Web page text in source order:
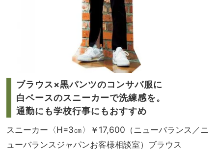
ブラウス×黒パンツのコンサバ服に
白ベースのスニーカーで洗練感を。
通勤にも学校行事にもおすすめ
スニーカー〈H=3㎝〉￥17,600（ニューバランス／ニ
ューバランスジャパンお客様相談室）ブラウス